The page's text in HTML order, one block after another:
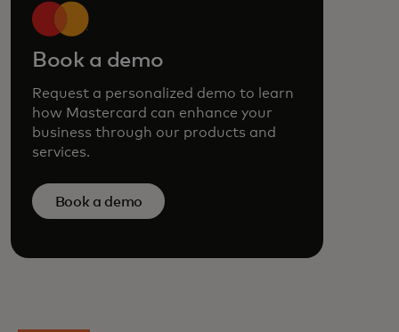
Book a demo
Request a personalized demo to learn
how Mastercard can enhance your
business through our products and
services.
Book a demo